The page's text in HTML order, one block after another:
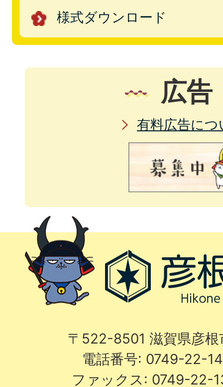
様式ダウンロード
広告
有料広告につ
〒522-8501 滋賀県彦
電話番号: 0749-22-
ファックス: 0749-22-